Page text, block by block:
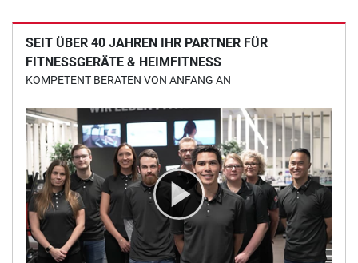
1. Platz Bestell- und Zahlungsbedingungen
1. Platz Versand / Rücksendung
SEIT ÜBER 40 JAHREN IHR PARTNER FÜR
FITNESSGERÄTE & HEIMFITNESS
KOMPETENT BERATEN VON ANFANG AN